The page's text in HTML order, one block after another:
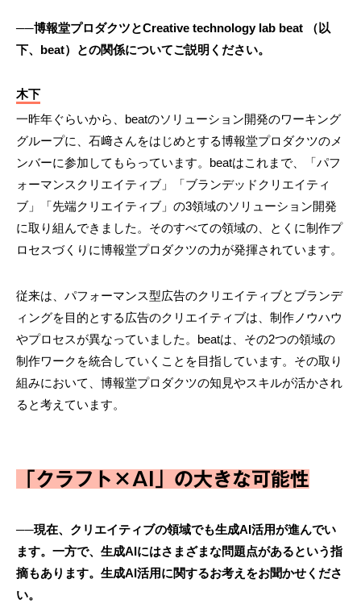
──博報堂プロダクツとCreative technology lab beat （以
下、beat）との関係についてご説明ください。
木下
一昨年ぐらいから、beatのソリューション開発のワーキング
グループに、石﨑さんをはじめとする博報堂プロダクツのメ
ンバーに参加してもらっています。beatはこれまで、「パフ
ォーマンスクリエイティブ」「ブランデッドクリエイティ
ブ」「先端クリエイティブ」の3領域のソリューション開発
に取り組んできました。そのすべての領域の、とくに制作プ
ロセスづくりに博報堂プロダクツの力が発揮されています。
従来は、パフォーマンス型広告のクリエイティブとブランデ
ィングを目的とする広告のクリエイティブは、制作ノウハウ
やプロセスが異なっていました。beatは、その2つの領域の
制作ワークを統合していくことを目指しています。その取り
組みにおいて、博報堂プロダクツの知見やスキルが活かされ
ると考えています。
「クラフト×AI」の大きな可能性
──現在、クリエイティブの領域でも生成AI活用が進んでい
ます。一方で、生成AIにはさまざまな問題点があるという指
摘もあります。生成AI活用に関するお考えをお聞かせくださ
い。